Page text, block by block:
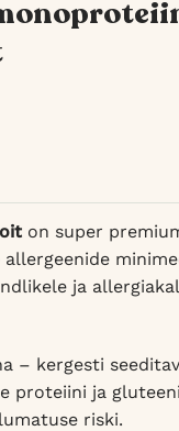
on super
ja
– kergesti
proteiini ja
riski.